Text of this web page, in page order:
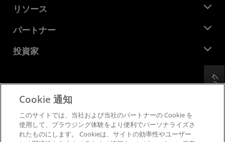
企業責任
キャリア
お問い合わせ
ニュースルーム
メディア ライブラリ
リソース
デベロッパー セントラル
ケース スタディ
パートナー
AMD パートナー ハブ
投資家
財務情報
取締役会
SEC 提出書類
プライバシー
商標
サプライ チェーンの透明性
フィードバック
Cookie 通知
このサイトでは、当社および当社のパートナーの Cookie を
使用して、ブラウジング体験をより便利でパーソナライズさ
れたものにします。 Cookieは、サイトの効率性やユーザー